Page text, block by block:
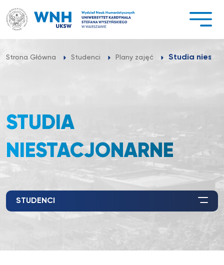
do
treści
Strona Główna Studenci Plany zajęć Studia
STUDIA
NIESTACJONARNE
STUDENCI